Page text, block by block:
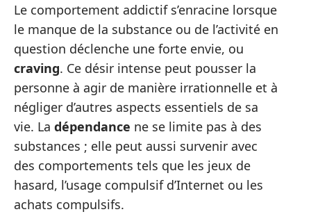
Le comportement addictif s’enracine lorsque
le manque de la substance ou de l’activité en
question déclenche une forte envie, ou
craving. Ce désir intense peut pousser la
personne à agir de manière irrationnelle et à
négliger d’autres aspects essentiels de sa
vie. La dépendance ne se limite pas à des
substances ; elle peut aussi survenir avec
des comportements tels que les jeux de
hasard, l’usage compulsif d’Internet ou les
achats compulsifs.